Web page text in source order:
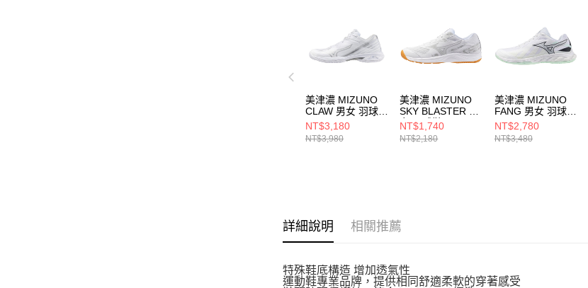
美津濃 MIZUNO
CLAW 男女 羽球鞋
71GA244330
NT$3,180
NT$3,980
美津濃 MIZUNO
SKY BLASTER 男
女 羽球鞋
71GA253310
NT$1,740
NT$2,180
美津濃 MIZUNO
FANG 男女 羽球鞋
71GA242315
NT$2,780
NT$3,480
詳細說明 相關推薦
特殊鞋底構造 增加透氣性
運動鞋專業品牌，提供相同舒適柔軟的穿著感受